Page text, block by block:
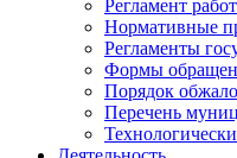
Регламент
Нормативные
Регламенты
Формы
Порядок
Перечень